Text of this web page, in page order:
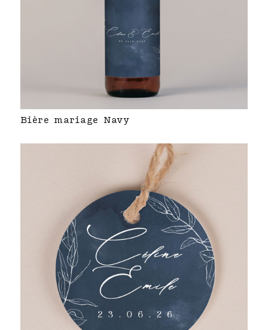
Bière mariage Navy